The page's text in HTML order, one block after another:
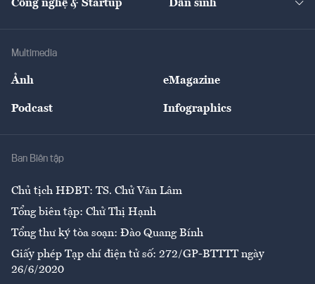
Tư vấn Nông sản
Giải trí
Công nghệ & Startup Dân sinh
Multimedia
Ảnh eMagazine
Podcast Infographics
Ban Biên tập
Chủ tịch HĐBT: TS. Chử Văn Lâm
Tổng biên tập: Chử Thị Hạnh
Tổng thư ký tòa soạn: Đào Quang Bính
Giấy phép Tạp chí điện tử số: 272/GP-BTTTT ngày
26/6/2020